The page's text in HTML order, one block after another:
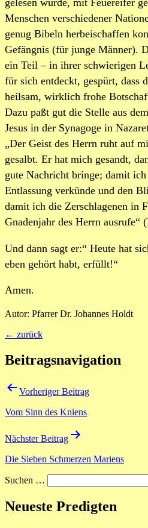
Menschen verschiedener
genug Bibeln herbeischaffen
Gefängnis (für junge Männer).
ein Teil – in ihrer schwierigen
für sich entdeckt, gespürt, dass
heilsam, wirklich frohe
Dazu paßt gut die Stelle aus
Jesus in der Synagoge in
„Der Geist des Herrn ruht auf
gesalbt. Er hat mich gesandt,
gute Nachricht bringe; damit
Entlassung verkünde und den
damit ich die Zerschlagenen in
Gnadenjahr des Herrn ausrufe“
Und dann sagt er:“ Heute hat
eben gehört habt, erfüllt!“
Amen.
Autor: Pfarrer Dr. Johannes Holdt
← zurück
Beitragsnavigation
Vorheriger Beitrag
Vom Sinn des Kniens
Nächster Beitrag
Die Sieben Schmerzen Mariens
Suchen …
Neueste Predigten